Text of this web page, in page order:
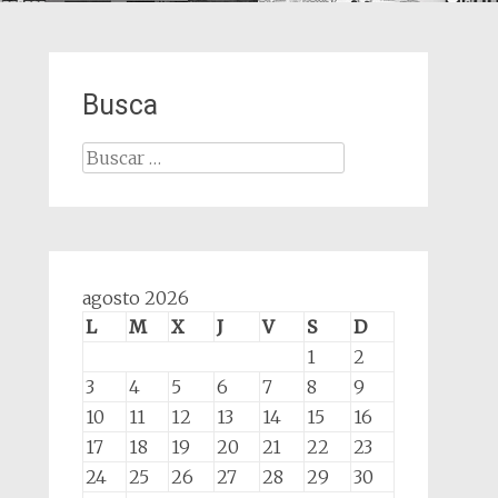
Busca
Buscar:
agosto 2026
L
M X J V S
D
1
2
3
4 5 6 7 8
9
10
11 12 13 14 15
16
17
18 19 20 21 22
23
24
25 26 27 28 29
30